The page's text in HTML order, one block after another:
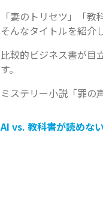
「妻のトリセツ」「
そんなタイトルを紹介
比較的ビジネス書が目
す。
ミステリー小説「罪の
AI vs. 教科書が読めな